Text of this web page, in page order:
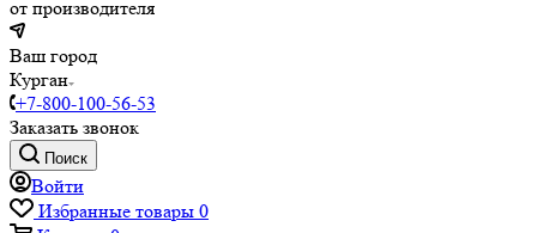
от производителя
Ваш город
Курган
+7-800-100-56-53
Заказать звонок
Поиск
Войти
Избранные товары 0